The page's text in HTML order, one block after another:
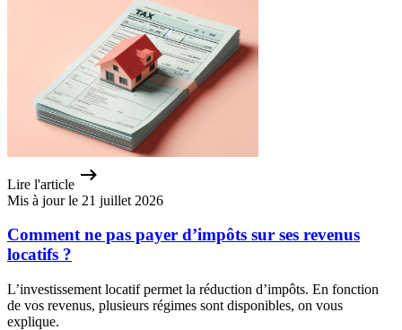
Lire l'article
Mis à jour le 21 juillet 2026
Comment ne pas payer d’impôts sur ses revenus
locatifs ?
L’investissement locatif permet la réduction d’impôts. En fonction
de vos revenus, plusieurs régimes sont disponibles, on vous
explique.